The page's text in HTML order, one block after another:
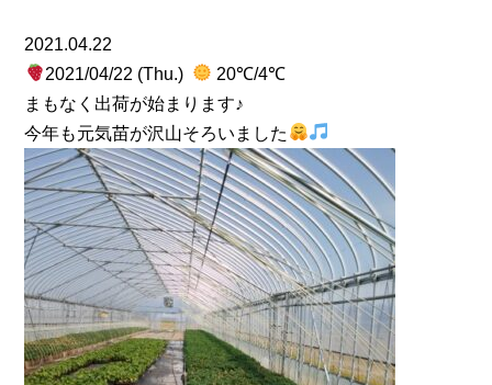
2021.04.22
2021/04/22 (Thu.)
20℃/4℃
まもなく出荷が始まります♪
今年も元気苗が沢山そろいました